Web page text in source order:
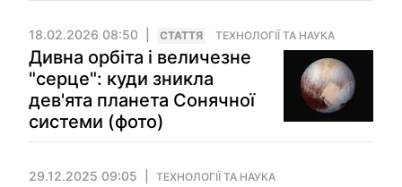
18.02.2026 08:50 СТАТТЯ ТЕХНОЛОГІЇ ТА НАУКА
Дивна орбіта і величезне
"серце": куди зникла
дев'ята планета Сонячної
системи (фото)
29.12.2025 09:05 ТЕХНОЛОГІЇ ТА НАУКА